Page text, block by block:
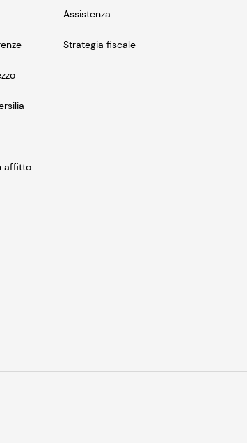
affitto
Assistenza
Strategia fiscale